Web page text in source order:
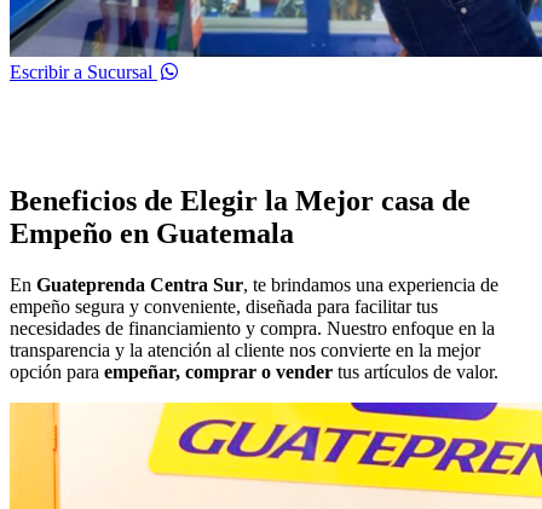
Escribir a Sucursal
Beneficios de Elegir la Mejor casa de
Empeño en Guatemala
En Guateprenda Centra Sur, te brindamos una experiencia de
empeño segura y conveniente, diseñada para facilitar tus
necesidades de financiamiento y compra. Nuestro enfoque en la
transparencia y la atención al cliente nos convierte en la mejor
opción para empeñar, comprar o vender tus artículos de valor.